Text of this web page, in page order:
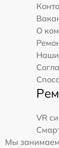
О
Наши
VR
Мы